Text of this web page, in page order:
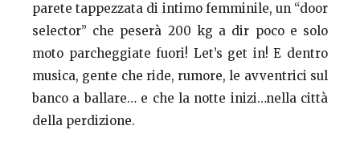
parete tappezzata di intimo femminile, un “door
selector” che peserà 200 kg a dir poco e solo
moto parcheggiate fuori! Let’s get in! E dentro
musica, gente che ride, rumore, le avventrici sul
banco a ballare… e che la notte inizi…nella città
della perdizione.